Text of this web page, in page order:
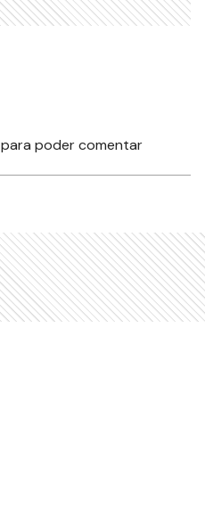
para poder comentar